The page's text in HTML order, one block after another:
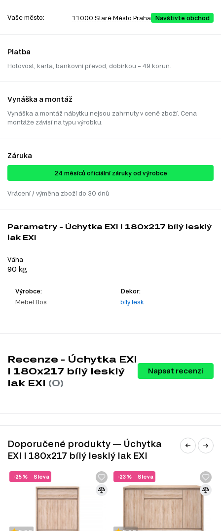
Vaše město: 11000 Staré Město Praha Navštivte obchod
Platba
Hotovost, karta, bankovní převod, dobírkou – 49 korun.
Vynáška a montáž
Vynáška a montáž nábytku nejsou zahrnuty v ceně zboží. Cena
montáže závisí na typu výrobku.
Záruka
24 ​​​​měsíců oficiální záruky od výrobce
Vrácení / výměna zboží do 30 dnů
Parametry - Úchytka EXI I 180x217 bílý lesklý
lak EXI
Váha
90 kg
Výrobce:
Mebel Bos
Dekor:
bílý lesk
Recenze - Úchytka EXI
I 180x217 bílý lesklý
lak EXI (0)
Napsat recenzi
Doporučené produkty — Úchytka
EXI I 180x217 bílý lesklý lak EXI
Sleva
-25 % Sleva
-23 %